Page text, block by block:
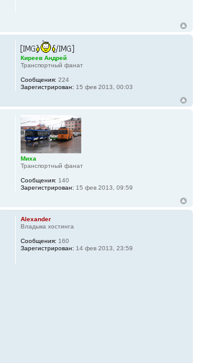
Киреев Андрей
Транспортный фанат
Сообщения: 224
Зарегистрирован: 15 фев 2013, 00:03
Миха
Транспортный фанат
Сообщения: 140
Зарегистрирован: 15 фев 2013, 09:59
Alexander
Владыка хостинга
Сообщения: 160
Зарегистрирован: 14 фев 2013, 23:59